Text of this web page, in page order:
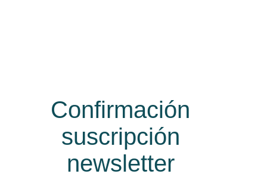
Confirmación
suscripción
newsletter